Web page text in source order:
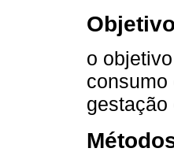
o
consumo